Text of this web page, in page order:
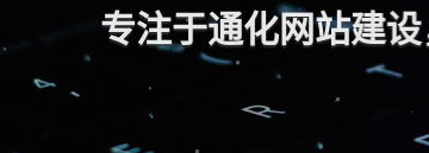
专注于通化网站建